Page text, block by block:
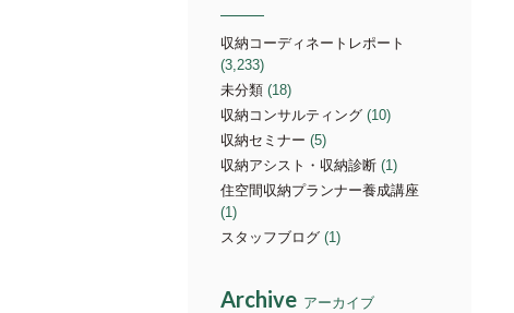
収納コーディネートレポート
(3,233)
未分類 (18)
収納コンサルティング (10)
収納セミナー (5)
収納アシスト・収納診断 (1)
住空間収納プランナー養成講座
(1)
スタッフブログ (1)
Archive アーカイブ